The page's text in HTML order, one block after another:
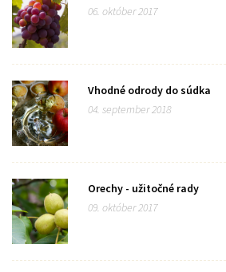
06. október 2017
Vhodné odrody do súdka
04. september 2018
Orechy - užitočné rady
09. október 2017